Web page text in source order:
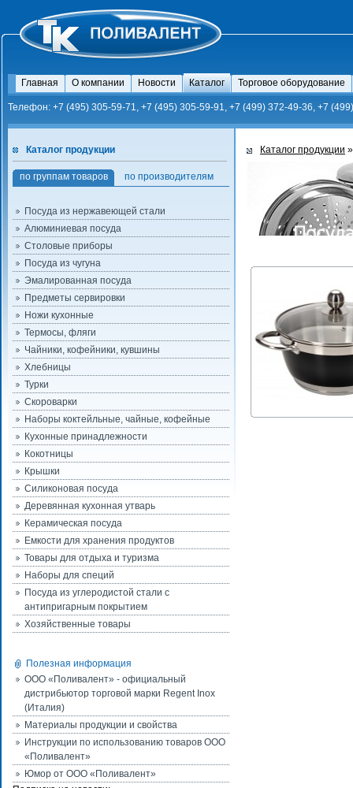
Главная О компании Новости Каталог Торговое оборудование
Телефон: +7 (495) 305-59-71, +7 (495) 305-59-91, +7 (499) 372-49-36, +7
Каталог продукции
по группам товаров по производителям
Посуда из нержавеющей стали
Алюминиевая посуда
Столовые приборы
Посуда из чугуна
Эмалированная посуда
Предметы сервировки
Ножи кухонные
Термосы, фляги
Чайники, кофейники, кувшины
Хлебницы
Турки
Скороварки
Наборы коктейльные, чайные, кофейные
Кухонные принадлежности
Кокотницы
Крышки
Силиконовая посуда
Деревянная кухонная утварь
Керамическая посуда
Емкости для хранения продуктов
Товары для отдыха и туризма
Наборы для специй
Посуда из углеродистой стали с
антипригарным покрытием
Хозяйственные товары
Полезная информация
ООО «Поливалент» - официальный
дистрибьютор торговой марки Regent Inox
(Италия)
Материалы продукции и свойства
Инструкции по использованию товаров ООО
«Поливалент»
Юмор от ООО «Поливалент»
Каталог продукции